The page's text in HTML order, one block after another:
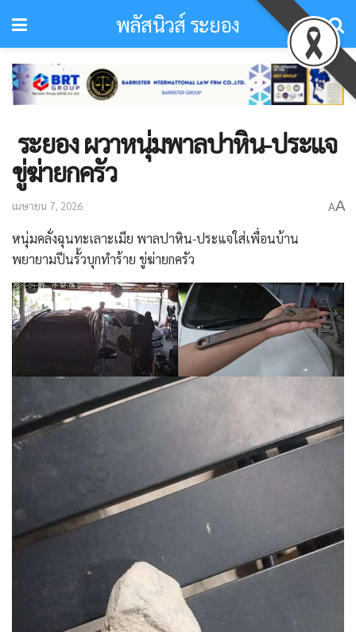
พลัสนิวส์ ระยอง
​ ระยอง ​ผวาหนุ่มพาลปาหิน-ประแจ
ขู่ฆ่ายกครัว
เมษายน 7, 2026 AA
หนุ่มคลั่งฉุนทะเลาะเมีย พาลปาหิน-ประแจใส่เพื่อนบ้าน
พยายามปีนรั้วบุกทำร้าย ขู่ฆ่ายกครัว